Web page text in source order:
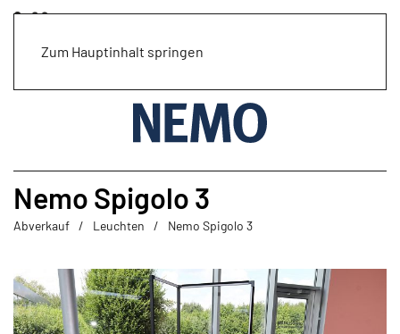
Zum Hauptinhalt springen
Nemo Spigolo 3
Abverkauf Leuchten Nemo Spigolo 3